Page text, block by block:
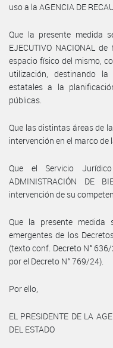
uso a la AGENCIA DE
Que la presente medida
EJECUTIVO NACIONAL
espacio físico del mismo,
utilización, destinando
estatales a la
públicas.
Que las distintas áreas de
intervención en el marco de
Que el Servicio
ADMINISTRACIÓN DE
intervención de su
Que la presente
emergentes de los
(texto conf. Decreto N°
por el Decreto N° 769/24).
Por ello,
EL PRESIDENTE DE LA
DEL ESTADO